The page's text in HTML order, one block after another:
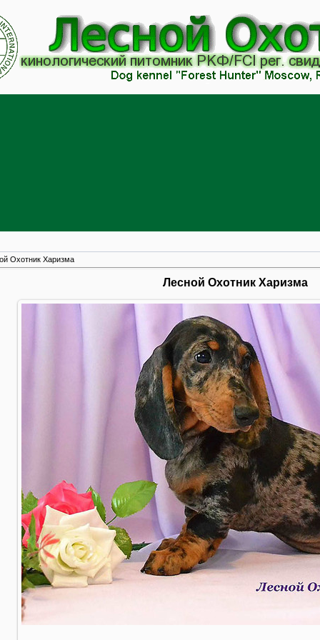
Охотник Харизма
Лесной Охотник Харизма